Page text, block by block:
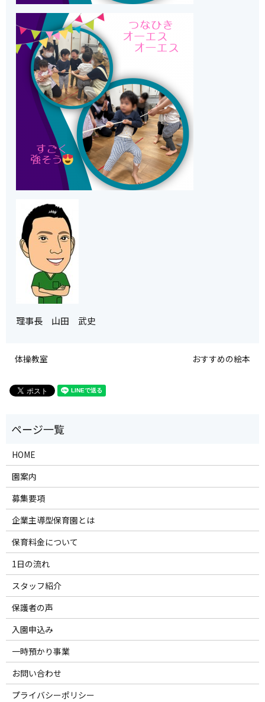
理事長 山田 武史
体操教室 おすすめの絵本
HOME
園案内
募集要項
企業主導型保育園とは
保育料金について
1日の流れ
スタッフ紹介
保護者の声
入園申込み
一時預かり事業
お問い合わせ
プライバシーポリシー